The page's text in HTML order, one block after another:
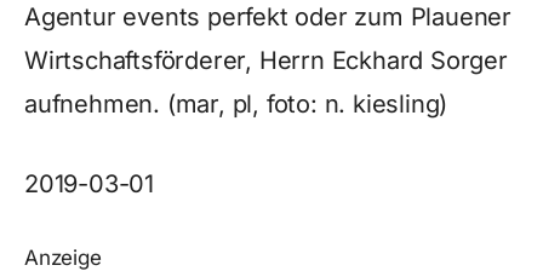
Agentur events perfekt oder zum Plauener
Wirtschaftsförderer, Herrn Eckhard Sorger
aufnehmen. (mar, pl, foto: n. kiesling)
2019-03-01
Anzeige